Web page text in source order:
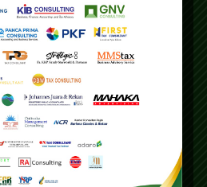
Pejaten No. 3B
Minggu
Blok B4-5 Cipete Utara,
Fatmawati Raya